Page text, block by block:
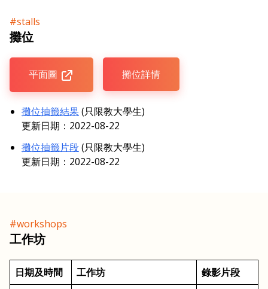
#stalls
攤位
平面圖 攤位詳情
攤位抽籤結果(只限教大學生)
更新日期：2022-08-22
攤位抽籤片段(只限教大學生)
更新日期：2022-08-22
#workshops
工作坊
日期及時間 工作坊
錄影片段